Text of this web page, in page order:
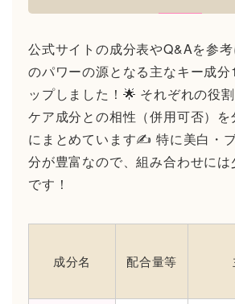
公式サイトの成分表やQ&Aを参
のパワーの源となる主なキー成
ップしました！🌟 それぞれの役
ケア成分との相性（併用可否）
にまとめています✍️ 特に美白・
分が豊富なので、組み合わせに
です！
成分名 配合量等